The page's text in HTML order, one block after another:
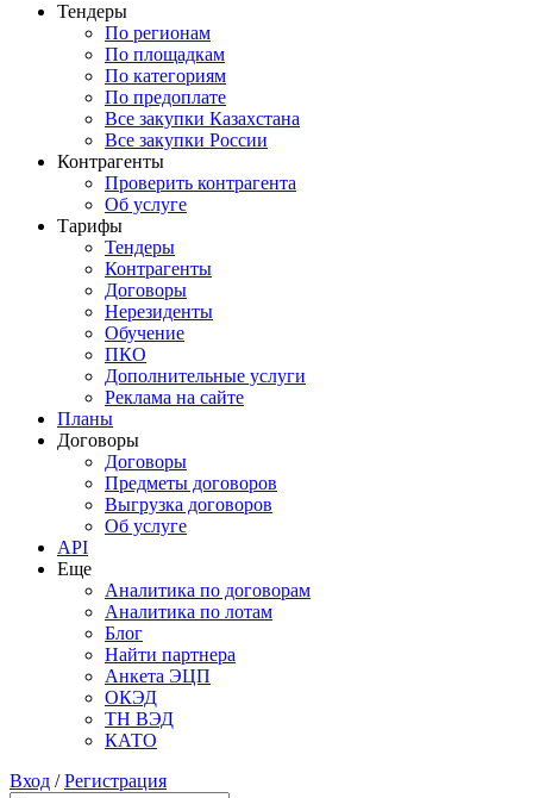
Тендеры
По регионам
По площадкам
По категориям
По предоплате
Все закупки Казахстана
Все закупки России
Контрагенты
Проверить контрагента
Об услуге
Тарифы
Тендеры
Контрагенты
Договоры
Нерезиденты
Обучение
ПКО
Дополнительные услуги
Реклама на сайте
Планы
Договоры
Договоры
Предметы договоров
Выгрузка договоров
Об услуге
API
Еще
Аналитика по договорам
Аналитика по лотам
Блог
Найти партнера
Анкета ЭЦП
ОКЭД
ТН ВЭД
КАТО
Вход /Регистрация